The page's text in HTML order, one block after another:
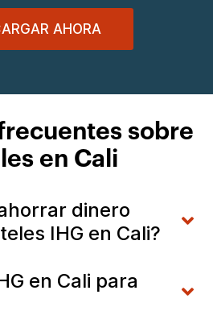
AHORA
sobre
en Cali
dinero
IHG en Cali?
en Cali para